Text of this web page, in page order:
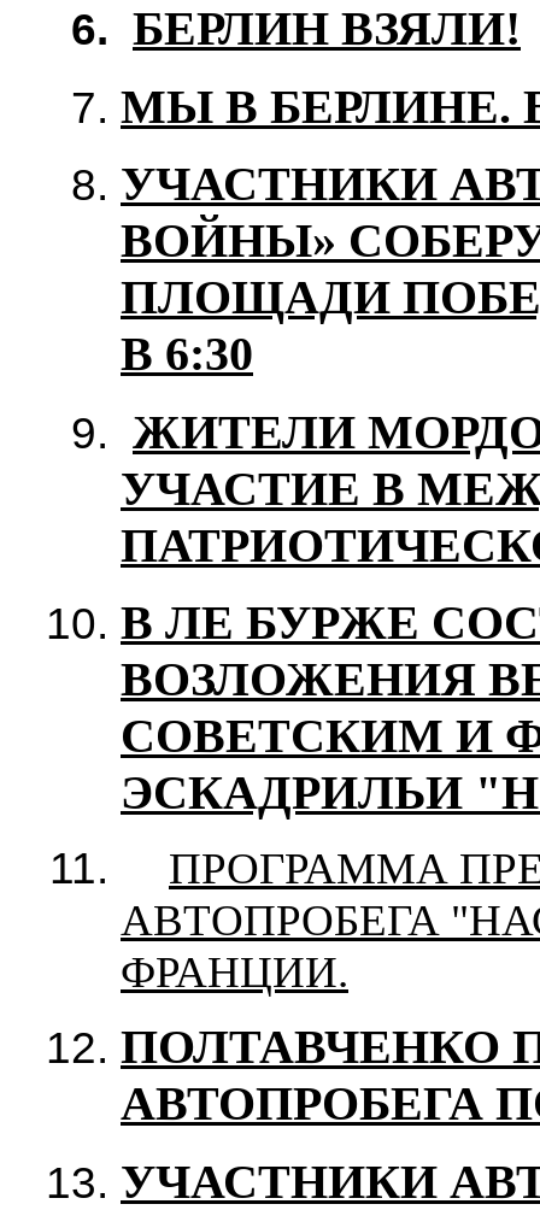
БЕРЛИН ВЗЯЛИ!
МЫ В БЕРЛИНЕ.
УЧАСТНИКИ
ВОЙНЫ»
ПЛОЩАДИ
В 6:30
ЖИТЕЛИ
УЧАСТИЕ В
В ЛЕ БУРЖЕ
ВОЗЛОЖЕНИЯ
СОВЕТСКИМ И
ЭСКАДРИЛЬИ
ПРОГРАММА
АВТОПРОБЕГА
ФРАНЦИИ.
ПОЛТАВЧЕНКО
АВТОПРОБЕГА
УЧАСТНИКИ